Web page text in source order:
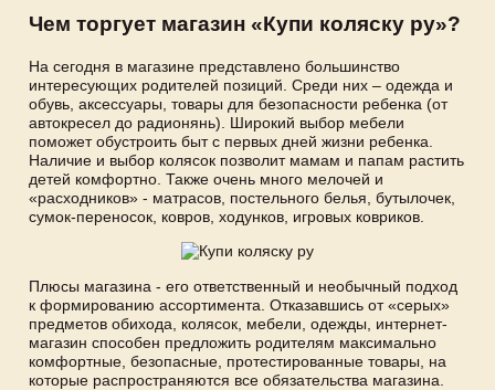
Чем торгует магазин «Купи коляску ру»?
На сегодня в магазине представлено большинство
интересующих родителей позиций. Среди них – одежда и
обувь, аксессуары, товары для безопасности ребенка (от
автокресел до радионянь). Широкий выбор мебели
поможет обустроить быт с первых дней жизни ребенка.
Наличие и выбор колясок позволит мамам и папам растить
детей комфортно. Также очень много мелочей и
«расходников» - матрасов, постельного белья, бутылочек,
сумок-переносок, ковров, ходунков, игровых ковриков.
Плюсы магазина - его ответственный и необычный подход
к формированию ассортимента. Отказавшись от «серых»
предметов обихода, колясок, мебели, одежды, интернет-
магазин способен предложить родителям максимально
комфортные, безопасные, протестированные товары, на
которые распространяются все обязательства магазина.